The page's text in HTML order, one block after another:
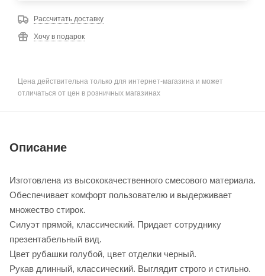
Рассчитать доставку
Хочу в подарок
Цена действительна только для интернет-магазина и может
отличаться от цен в розничных магазинах
Описание
Изготовлена из высококачественного смесового материала.
Обеспечивает комфорт пользователю и выдерживает
множество стирок.
Силуэт прямой, классический. Придает сотруднику
презентабельный вид.
Цвет рубашки голубой, цвет отделки черный.
Рукав длинный, классический. Выглядит строго и стильно.